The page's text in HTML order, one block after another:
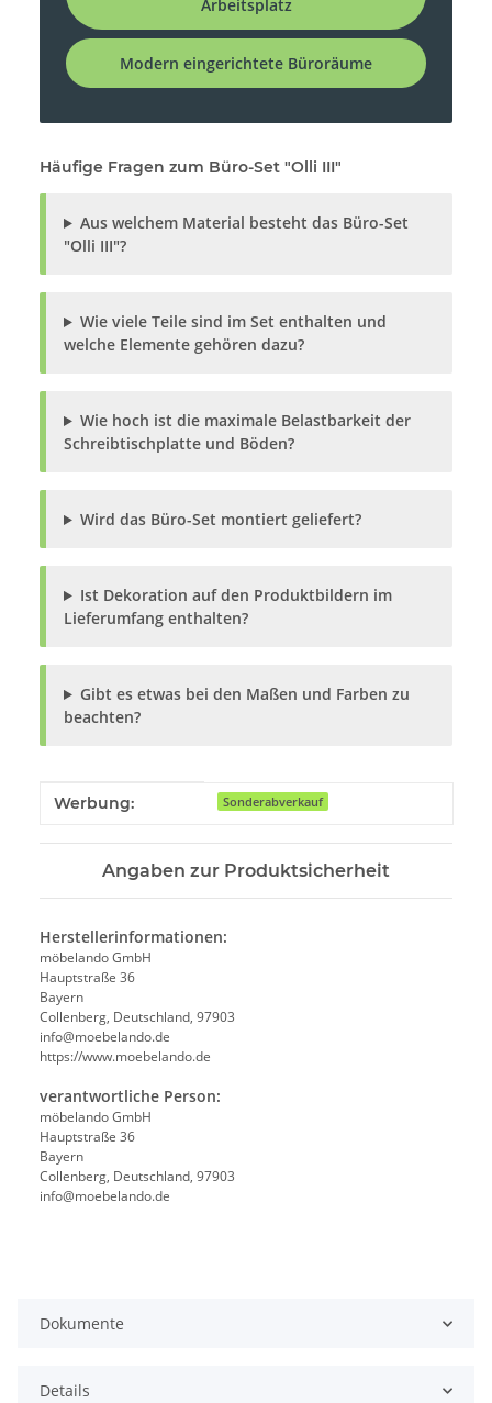
Arbeitsplatz
Modern eingerichtete Büroräume
Häufige Fragen zum Büro-Set "Olli III"
Aus welchem Material besteht das Büro-Set
"Olli III"?
Wie viele Teile sind im Set enthalten und
welche Elemente gehören dazu?
Wie hoch ist die maximale Belastbarkeit der
Schreibtischplatte und Böden?
Wird das Büro-Set montiert geliefert?
Ist Dekoration auf den Produktbildern im
Lieferumfang enthalten?
Gibt es etwas bei den Maßen und Farben zu
beachten?
Produkteigenschaft
Wert
Werbung: Sonderabverkauf
Angaben zur Produktsicherheit
Herstellerinformationen:
möbelando GmbH
Hauptstraße 36
Bayern
Collenberg, Deutschland, 97903
info@moebelando.de
https://www.moebelando.de
verantwortliche Person:
möbelando GmbH
Hauptstraße 36
Bayern
Collenberg, Deutschland, 97903
info@moebelando.de
Dokumente
Details